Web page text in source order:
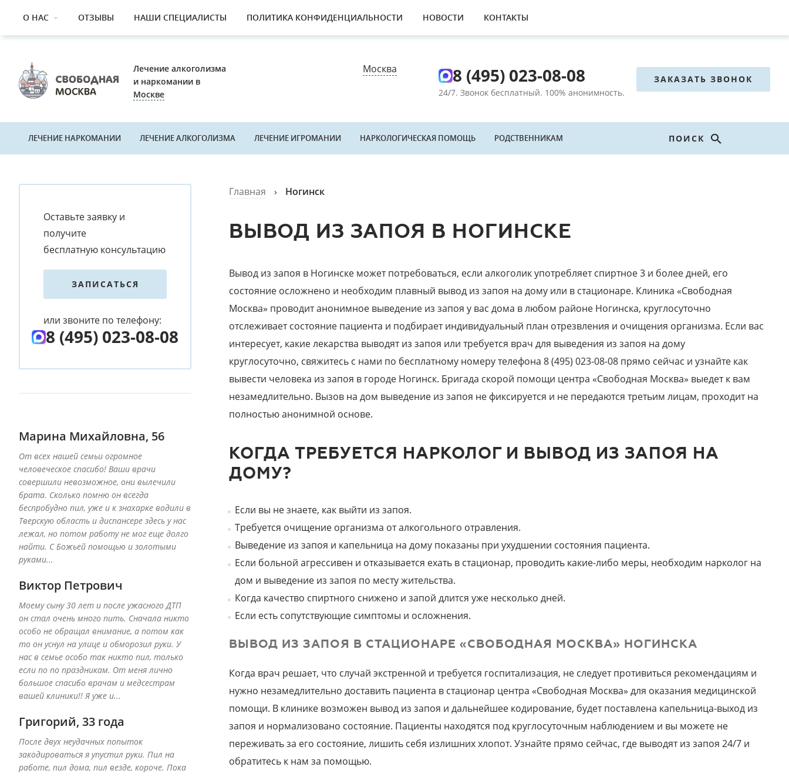
О НАС ОТЗЫВЫ НАШИ СПЕЦИАЛИСТЫ ПОЛИТИКА КОНФИДЕНЦИАЛЬНОСТИ НОВОСТИ КОНТАКТЫ
Лечение алкоголизма
и наркомании в
Москве
8 (495) 023-08-08
24/7. Звонок бесплатный. 100% анонимность.
ЗАКАЗАТЬ ЗВОНОК
Москва
ЛЕЧЕНИЕ НАРКОМАНИИ ЛЕЧЕНИЕ АЛКОГОЛИЗМА ЛЕЧЕНИЕ ИГРОМАНИИ НАРКОЛОГИЧЕСКАЯ ПОМОЩЬ РОДСТВЕННИКАМ ПОИСК
Главная › Ногинск
ВЫВОД ИЗ ЗАПОЯ В НОГИНСКЕ
Вывод из запоя в Ногинске может потребоваться, если алкоголик употребляет спиртное 3 и более дней, его
состояние осложнено и необходим плавный вывод из запоя на дому или в стационаре. Клиника «Свободная
Москва» проводит анонимное выведение из запоя у вас дома в любом районе Ногинска, круглосуточно
отслеживает состояние пациента и подбирает индивидуальный план отрезвления и очищения организма. Если вас
интересует, какие лекарства выводят из запоя или требуется врач для выведения из запоя на дому
круглосуточно, свяжитесь с нами по бесплатному номеру телефона 8 (495) 023-08-08 прямо сейчас и узнайте как
вывести человека из запоя в городе Ногинск. Бригада скорой помощи центра «Свободная Москва» выедет к вам
незамедлительно. Вызов на дом выведение из запоя не фиксируется и не передаются третьим лицам, проходит на
полностью анонимной основе.
КОГДА ТРЕБУЕТСЯ НАРКОЛОГ И ВЫВОД ИЗ ЗАПОЯ НА
ДОМУ?
Если вы не знаете, как выйти из запоя.
Требуется очищение организма от алкогольного отравления.
Выведение из запоя и капельница на дому показаны при ухудшении состояния пациента.
Если больной агрессивен и отказывается ехать в стационар, проводить какие-либо меры, необходим нарколог на
дом и выведение из запоя по месту жительства.
Когда качество спиртного снижено и запой длится уже несколько дней.
Если есть сопутствующие симптомы и осложнения.
ВЫВОД ИЗ ЗАПОЯ В СТАЦИОНАРЕ «СВОБОДНАЯ МОСКВА» НОГИНСКА
Когда врач решает, что случай экстренной и требуется госпитализация, не следует противиться рекомендациям и
нужно незамедлительно доставить пациента в стационар центра «Свободная Москва» для оказания медицинской
помощи. В клинике возможен вывод из запоя и дальнейшее кодирование, будет поставлена капельница-выход из
запоя и нормализовано состояние. Пациенты находятся под круглосуточным наблюдением и вы можете не
переживать за его состояние, лишить себя излишних хлопот. Узнайте прямо сейчас, где выводят из запоя 24/7 и
обратитесь к нам за помощью.
Оставьте заявку и
получите
бесплатную консультацию
ЗАПИСАТЬСЯ
или звоните по телефону:
8 (495) 023-08-08
Марина Михайловна, 56
От всех нашей семьи огромное
человеческое спасибо! Ваши врачи
совершили невозможное, они вылечили
брата. Сколько помню он всегда
беспробудно пил, уже и к знахарке водили в
Тверскую область и диспансере здесь у нас
лежал, но потом работу не мог еще долго
найти. С Божьей помощью и золотыми
руками...
Виктор Петрович
Моему сыну 30 лет и после ужасного ДТП
он стал очень много пить. Сначала никто
особо не обращал внимание, а потом как
то он уснул на улице и обморозил руки. У
нас в семье особо так никто пил, только
если по по праздникам. От меня лично
большое спасибо врачам и медсестрам
вашей клиники!! Я уже и...
Григорий, 33 года
После двух неудачных попыток
закодироваться я упустил руки. Пил на
работе, пил дома, пил везде, короче. Пока